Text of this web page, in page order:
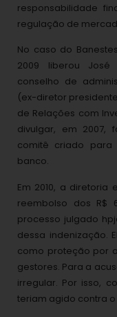
responsabilidade
regulação de
No caso do
2009 liberou José
conselho de
(ex-diretor
de Relações com
divulgar, em 2007,
comitê criado
banco.
Em 2010, a
reembolso dos R$
processo julgado
dessa indenização.
como proteção por
gestores. Para a
irregular. Por isso,
teriam agido contra